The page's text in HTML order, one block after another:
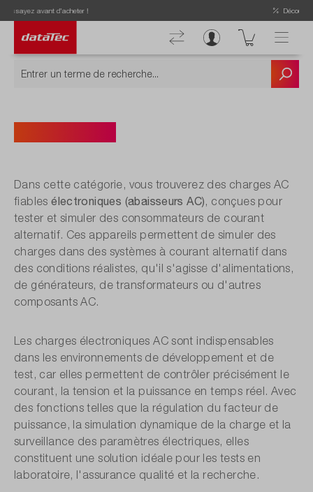
Dans cette catégorie, vous trouverez des charges AC
fiablesélectroniques (abaisseurs AC), conçues pour
tester et simuler des consommateurs de courant
alternatif. Ces appareils permettent de simuler des
charges dans des systèmes à courant alternatif dans
des conditions réalistes, qu'il s'agisse d'alimentations,
de générateurs, de transformateurs ou d'autres
composants AC.
Les charges électroniques AC sont indispensables
dans les environnements de développement et de
test, car elles permettent de contrôler précisément le
courant, la tension et la puissance en temps réel. Avec
des fonctions telles que la régulation du facteur de
puissance, la simulation dynamique de la charge et la
surveillance des paramètres électriques, elles
constituent une solution idéale pour les tests en
laboratoire, l'assurance qualité et la recherche.